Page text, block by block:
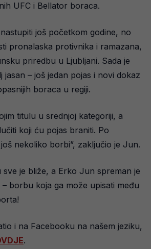
UFC i Bellator boraca.
još početkom godine, no
pronalaska protivnika i ramazana,
priredbu u Ljubljani. Sada je
jasan – još jedan pojas i novi dokaz
boraca u regiji.
titulu u srednjoj kategoriji, a
koji ću pojas braniti. Po
nekoliko borbi”, zaključio je Jun.
sve je bliže, a Erko Jun spreman je
– borbu koja ga može upisati među
i na Facebooku na našem jeziku,
.